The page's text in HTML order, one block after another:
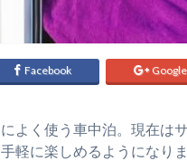
Facebook
よく使う車中泊。現在は
軽に楽しめるようになりま